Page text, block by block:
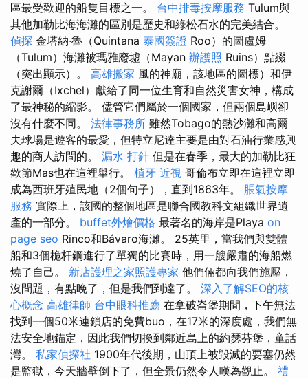
區最受歡迎的船隻目標之一。 台中排毒按摩服務 Tulum與
其他加勒比海海灘的區別是歷史和綠松石水的完美結合。
偵探 金塔納·魯（Quintana 泰國簽證 Roo）的圖盧姆
（Tulum）海灘被瑪雅廢墟（Mayan 辦護照 Ruins）點綴
（突出顯示）。 高雄搬家 風的神廟，該地區的圖標）和伊
克謝爾（Ixchel）獻給了同一位生育和自然災害女神，構成
了最神秘的縮影。 儘管它們屬於一個國家，但兩個島嶼卻
沒有什麼不同。 法律事務所 雖然Tobago的熱沙灘和高爾
夫球場是遊客的最愛，但特立尼達主要是由對石油行業感興
趣的商人訪問的。 漏水 打針 但是在春季，最大的加勒比狂
歡節Mas也在這裡舉行。 植牙 近視 哥倫布立即在這裡立即
成為西班牙殖民地（2個句子），直到1863年。 脹氣按摩
服務 實際上，該國的整個地區是聯合國教科文組織世界遺
產的一部分。 buffet外燴價格 最著名的海岸是Playa on
page seo Rinco和Bávaro海灘。 25英里，當我們與雙體
船和3個桅杆鋼進行了單獨的比賽時，用一艘嚴肅的海船燃
燒了自己。 新店護理之家照護專家 他們倆都向我們施壓，
沒問題，有點晚了，但是我們到達了。 深入了解SEO的核
心概念 高雄律師 台中眼科推薦 在拿破崙堡期間，下午無法
找到一個50米連鎖店的免費buo，在17米的深度處，我們無
法安全地錨定，因此我們切換到鄰近島上的約瑟芬堡，童話
灣。 私家偵探社 1900年代後期，山頂上被毀滅的要塞仍然
是監獄，今天牆壁倒下了，但全景​​仍然令人嘆為觀止。 禮